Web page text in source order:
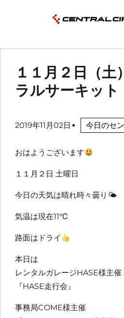
１１月２日（土
ラルサーキット
2019年11月02日 今日のセ
おはようございます
１１月２日 土曜日
今日の天気は晴れ時々曇り 🌤
気温は現在11℃
路面はドライ
本日は
レンタルガレージHASE様主催
『HASE走行会』
事務局COME様主催